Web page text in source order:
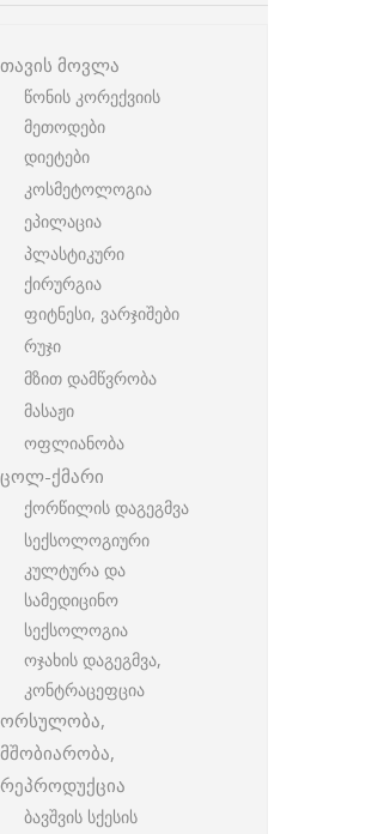
თავის მოვლა
წონის კორექვიის
მეთოდები
დიეტები
კოსმეტოლოგია
ეპილაცია
პლასტიკური
ქირურგია
ფიტნესი, ვარჯიშები
რუჯი
მზით დამწვრობა
მასაჟი
ოფლიანობა
ცოლ-ქმარი
ქორწილის დაგეგმვა
სექსოლოგიური
კულტურა და
სამედიცინო
სექსოლოგია
ოჯახის დაგეგმვა,
კონტრაცეფცია
ორსულობა,
მშობიარობა,
რეპროდუქცია
ბავშვის სქესის